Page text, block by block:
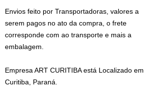
Envios feito por Transportadoras, valores a
serem pagos no ato da compra, o frete
corresponde com ao transporte e mais a
embalagem.
Empresa ART CURITIBA está Localizado em
Curitiba, Paraná.